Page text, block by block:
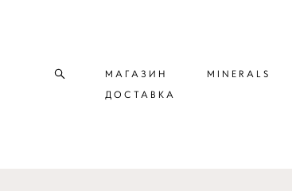
МАГАЗИН
MINERALS
ДОСТАВКА